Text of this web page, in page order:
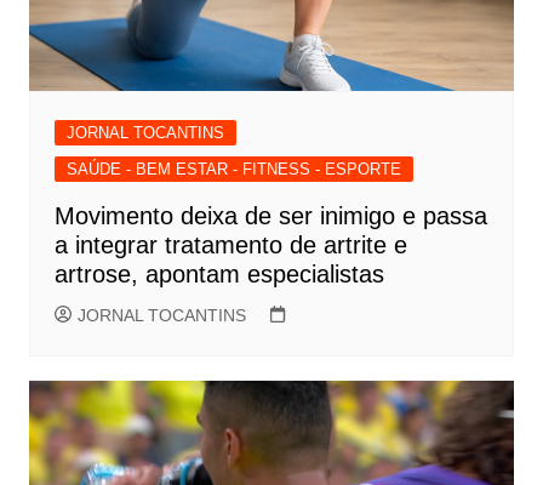
JORNAL TOCANTINS
SAÚDE - BEM ESTAR - FITNESS - ESPORTE
Movimento deixa de ser inimigo e passa
a integrar tratamento de artrite e
artrose, apontam especialistas
JORNAL TOCANTINS